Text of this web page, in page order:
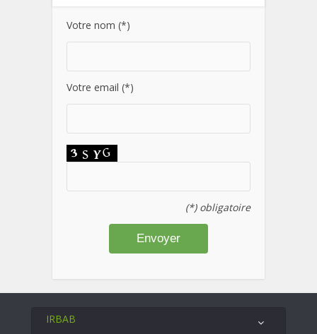
Votre nom (*)
Votre email (*)
(*) obligatoire
IRBAB